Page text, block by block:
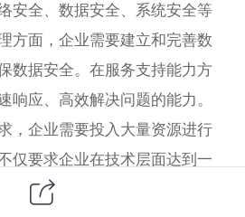
安全、数据安全、系统安全等
方面，企业需要建立和完善数
数据安全。在服务支持能力方
响应、高效解决问题的能力。
，企业需要投入大量资源进行
仅要求企业在技术层面达到一
服务质量上有出色的表现。正